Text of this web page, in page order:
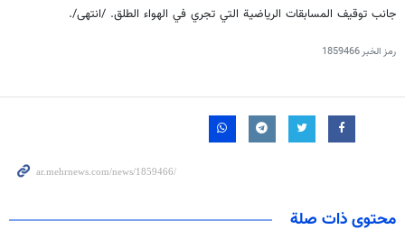
جانب توقيف المسابقات الرياضية التي تجري في الهواء الطلق. /انتهى/.
رمز الخبر1859466
محتوى ذات صلة